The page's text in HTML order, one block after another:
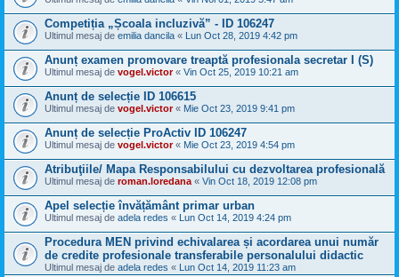
Competiția „Școala incluzivă” - ID 106247
Ultimul mesaj de emilia dancila « Lun Oct 28, 2019 4:42 pm
Anunț examen promovare treaptă profesionala secretar I (S)
Ultimul mesaj de vogel.victor« Vin Oct 25, 2019 10:21 am
Anunț de selecție ID 106615
Ultimul mesaj de vogel.victor« Mie Oct 23, 2019 9:41 pm
Anunț de selecție ProActiv ID 106247
Ultimul mesaj de vogel.victor« Mie Oct 23, 2019 4:54 pm
Atribuţiile/ Mapa Responsabilului cu dezvoltarea profesională
Ultimul mesaj de roman.loredana « Vin Oct 18, 2019 12:08 pm
Apel selecție învățământ primar urban
Ultimul mesaj de adela redes « Lun Oct 14, 2019 4:24 pm
Procedura MEN privind echivalarea și acordarea unui număr
de credite profesionale transferabile personalului didactic
Ultimul mesaj de adela redes « Lun Oct 14, 2019 11:23 am